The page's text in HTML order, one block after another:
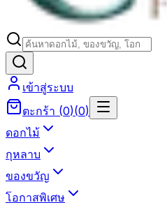
เข้าสู่ระบบ
ตะกร้า (0)(0)
ดอกไม้
กุหลาบ
ของขวัญ
โอกาสพิเศษ